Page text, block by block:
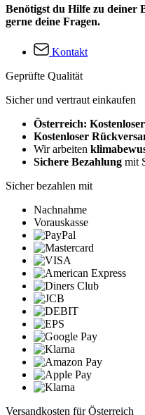
Benötigst du Hilfe zu deiner
gerne deine Fragen.
Kontakt
Geprüfte Qualität
Sicher und vertraut einkaufen
Österreich:
Kostenloser
Wir arbeiten
Sichere Bezahlung mit
Sicher bezahlen mit
Nachnahme
Vorauskasse
Versandkosten für Österreich